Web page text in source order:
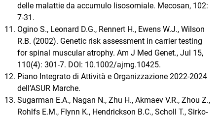
delle malattie da accumulo lisosomiale. Mecosan, 102:
7-31.
Ogino S., Leonard D.G., Rennert H., Ewens W.J., Wilson
R.B. (2002). Genetic risk assessment in carrier testing
for spinal muscular atrophy. Am J Med Genet., Jul 15,
110(4): 301-7. DOI: 10.1002/ajmg.10425.
Piano Integrato di Attività e Organizzazione 2022-2024
dell’ASUR Marche.
Sugarman E.A., Nagan N., Zhu H., Akmaev V.R., Zhou Z.,
Rohlfs E.M., Flynn K., Hendrickson B.C., Scholl T., Sirko-